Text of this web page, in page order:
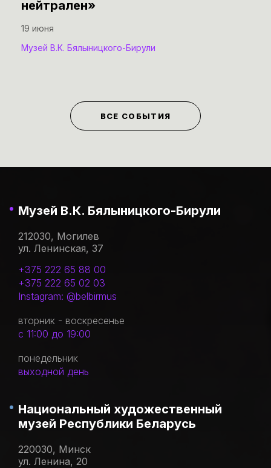
нейтрален»
19 июня
Музей В.К. Бялыницкого-Бирули
ВСЕ СОБЫТИЯ
Музей В.К. Бялыницкого-Бирули
212030, Могилев
ул. Ленинская, 37
+375 222 65 88 00
+375 222 65 02 03
Instagram: @belbirmus
вторник - воскресенье
с 11:00 до 19:00
понедельник
выходной день
Национальный художественный
музей Республики Беларусь
220030, Минск
ул. Ленина, 20